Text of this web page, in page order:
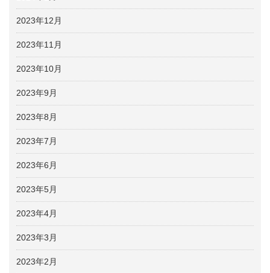
2023年12月
2023年11月
2023年10月
2023年9月
2023年8月
2023年7月
2023年6月
2023年5月
2023年4月
2023年3月
2023年2月